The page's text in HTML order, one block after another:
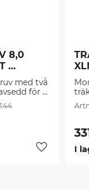
8,0
TX40
med två
för
i
plast,
Lägg till i
till
I